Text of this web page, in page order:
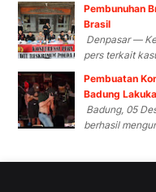
Pembunuhan
Brasil
Denpasar —
pers terkait
Pembuatan
Badung
Badung, 05
berhasil